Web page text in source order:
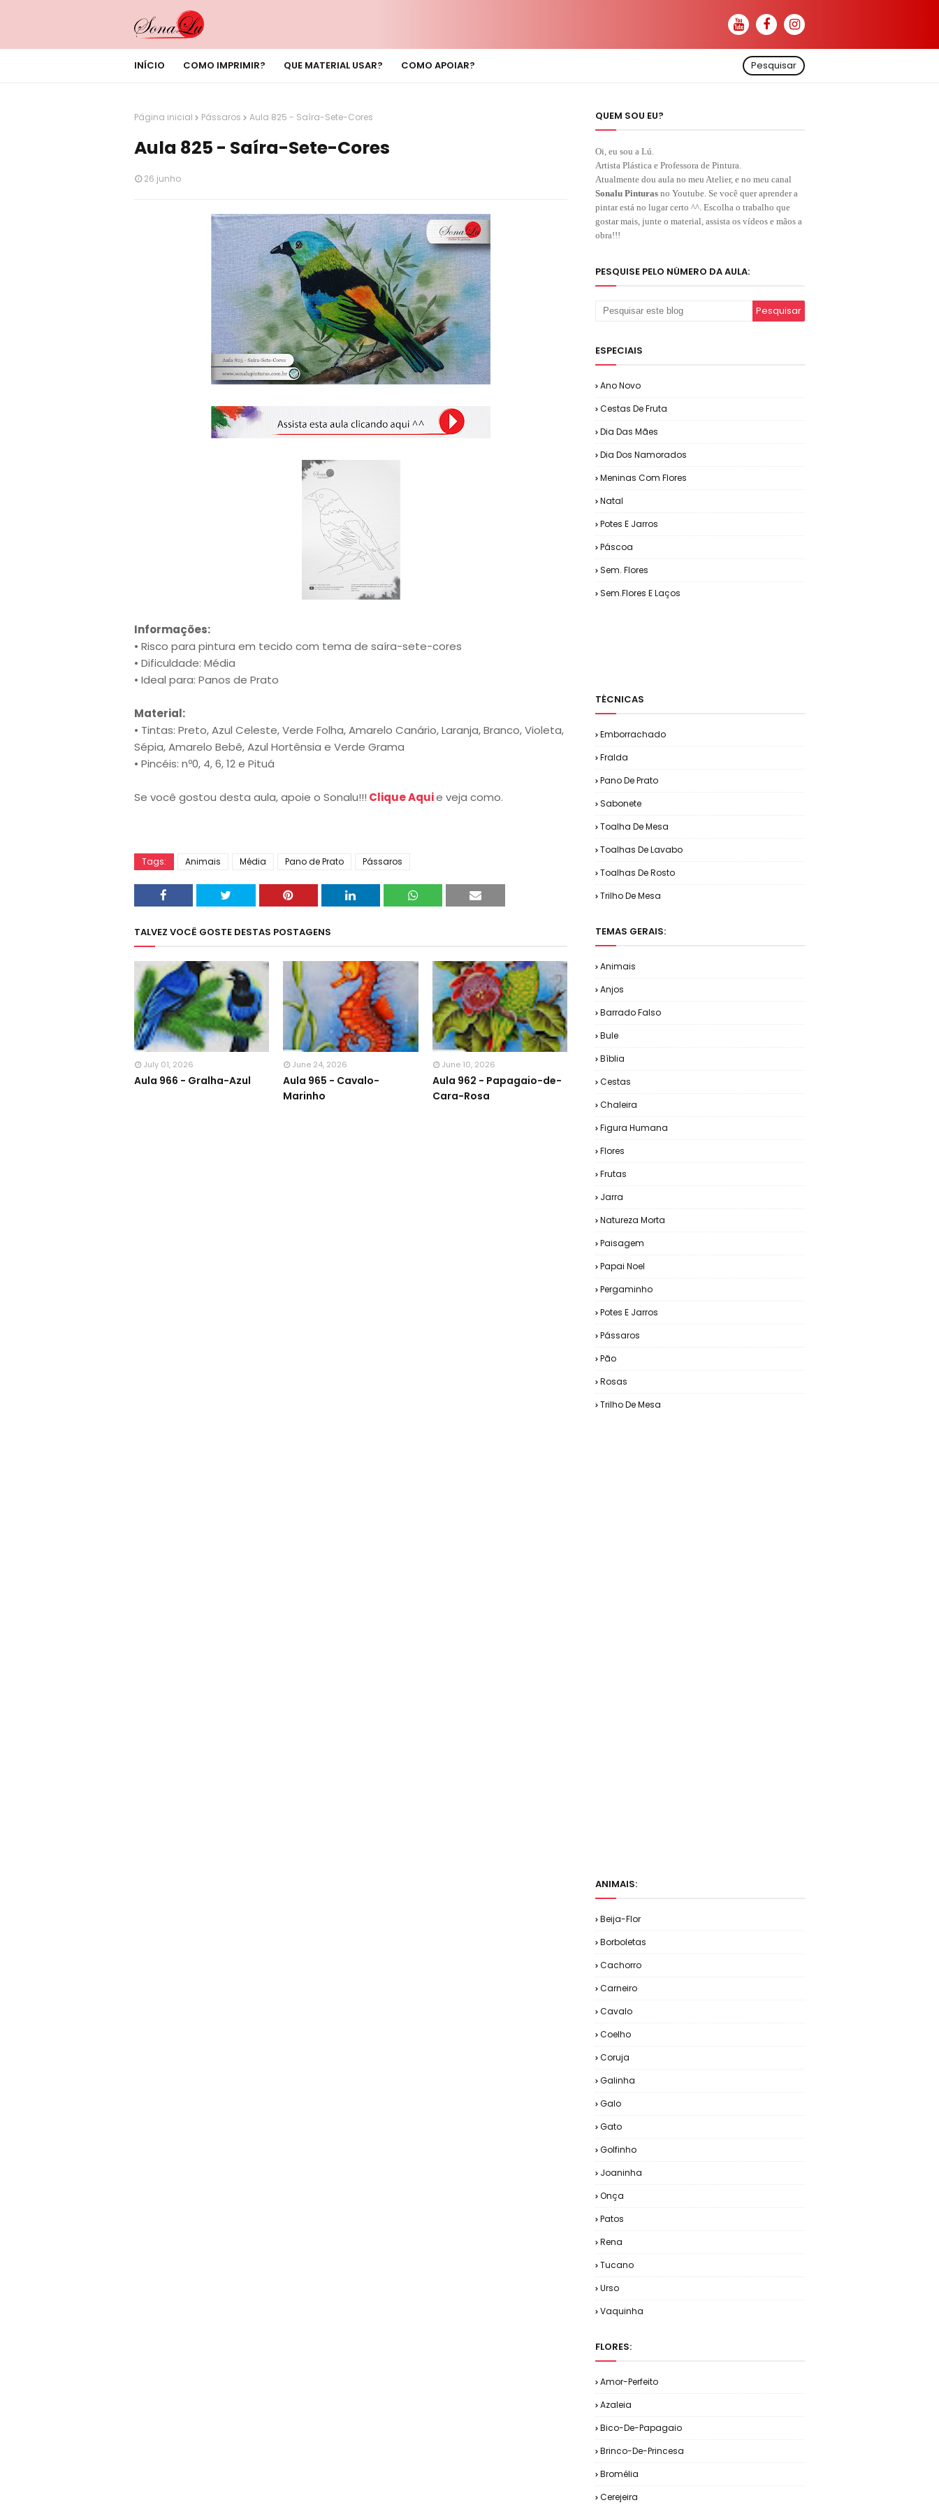
INÍCIO COMO IMPRIMIR? QUE MATERIAL USAR? COMO APOIAR? Pesquisar
Página inicial Pássaros Aula 825 - Saíra-Sete-Cores
Aula 825 - Saíra-Sete-Cores
26 junho
Informações:
• Risco para pintura em tecido com tema de saíra-sete-cores
• Dificuldade: Média
• Ideal para: Panos de Prato
Material:
• Tintas: Preto, Azul Celeste, Verde Folha, Amarelo Canário, Laranja, Branco, Violeta,
Sépia, Amarelo Bebê, Azul Hortênsia e Verde Grama
• Pincéis: nº0, 4, 6, 12 e Pituá
Se você gostou desta aula, apoie o Sonalu!!! Clique Aquie veja como.
Tags: Animais Média Pano de Prato Pássaros
TALVEZ VOCÊ GOSTE DESTAS POSTAGENS
July 01, 2026
Aula 966 - Gralha-Azul
June 24, 2026
Aula 965 - Cavalo-
Marinho
June 10, 2026
Aula 962 - Papagaio-de-
Cara-Rosa
QUEM SOU EU?
Oi, eu sou a Lú.
Artista Plástica e Professora de Pintura.
Atualmente dou aula no meu Atelier, e no meu canal
Sonalu Pinturas no Youtube. Se você quer aprender a
pintar está no lugar certo ^^. Escolha o trabalho que
gostar mais, junte o material, assista os vídeos e mãos a
obra!!!
PESQUISE PELO NÚMERO DA AULA:
ESPECIAIS
Ano Novo
Cestas De Fruta
Dia Das Mães
Dia Dos Namorados
Meninas Com Flores
Natal
Potes E Jarros
Páscoa
Sem. Flores
Sem.Flores E Laços
TÉCNICAS
Emborrachado
Fralda
Pano De Prato
Sabonete
Toalha De Mesa
Toalhas De Lavabo
Toalhas De Rosto
Trilho De Mesa
TEMAS GERAIS:
Animais
Anjos
Barrado Falso
Bule
Bíblia
Cestas
Chaleira
Figura Humana
Flores
Frutas
Jarra
Natureza Morta
Paisagem
Papai Noel
Pergaminho
Potes E Jarros
Pássaros
Pão
Rosas
Trilho De Mesa
ANIMAIS:
Beija-Flor
Borboletas
Cachorro
Carneiro
Cavalo
Coelho
Coruja
Galinha
Galo
Gato
Golfinho
Joaninha
Onça
Patos
Rena
Tucano
Urso
Vaquinha
FLORES:
Amor-Perfeito
Azaleia
Bico-De-Papagaio
Brinco-De-Princesa
Bromélia
Cerejeira